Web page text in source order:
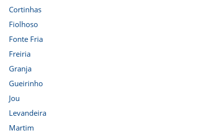
Cortinhas
Fiolhoso
Fonte Fria
Freiria
Granja
Gueirinho
Jou
Levandeira
Martim